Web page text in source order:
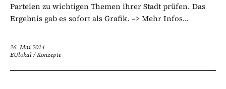
Parteien zu wichtigen Themen ihrer Stadt prüfen. Das
Ergebnis gab es sofort als Grafik. –> Mehr Infos...
26. Mai 2014
EUlokal/Konzepte